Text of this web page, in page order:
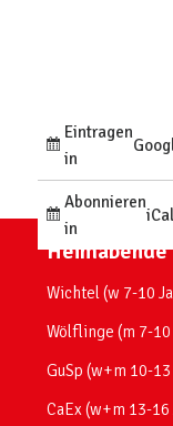
Eintragen
in
Abonnieren
in
iCal
Heimabende
Wichtel (w 7-10
Wölflinge (m 7-
GuSp (w+m 10-
CaEx (w+m 13-